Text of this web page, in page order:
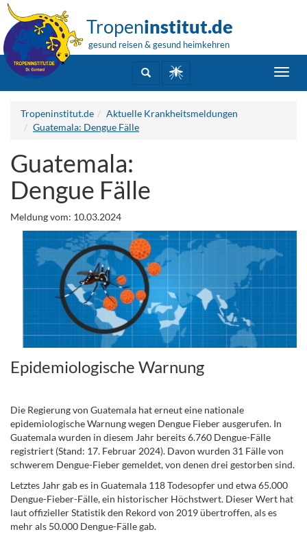
Tropeninstitut.de
gesund reisen & gesund heimkehren
Tropeninstitut.de
Aktuelle Krankheitsmeldungen
Guatemala: Dengue Fälle
Guatemala:
Dengue Fälle
Meldung vom: 10.03.2024
Epidemiologische Warnung
Die Regierung von Guatemala hat erneut eine nationale
epidemiologische Warnung wegen Dengue Fieber ausgerufen. In
Guatemala wurden in diesem Jahr bereits 6.760 Dengue-Fälle
registriert (Stand: 17. Februar 2024). Davon wurden 31 Fälle von
schwerem Dengue-Fieber gemeldet, von denen drei gestorben sind.
Letztes Jahr gab es in Guatemala 118 Todesopfer und etwa 65.000
Dengue-Fieber-Fälle, ein historischer Höchstwert. Dieser Wert hat
laut offizieller Statistik den Rekord von 2019 übertroffen, als es
mehr als 50.000 Dengue-Fälle gab.